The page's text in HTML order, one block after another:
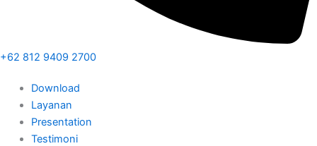
+62 812 9409 2700
Download
Layanan
Presentation
Testimoni